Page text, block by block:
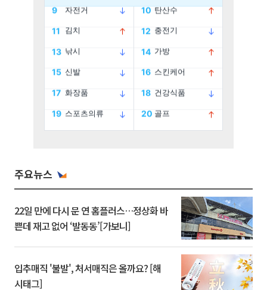
주요뉴스
22일 만에 다시 문 연 홈플러스…정상화 바
쁜데 재고 없어 ‘발동동’[가보니]
입추매직 '불발', 처서매직은 올까요? [해
시태그]